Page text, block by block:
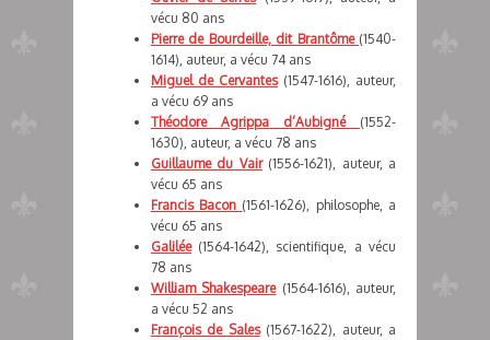
vécu 80 ans
Pierre de Bourdeille, dit Brantôme (1540-
1614), auteur, a vécu 74 ans
Miguel de Cervantes(1547-1616), auteur,
a vécu 69 ans
Théodore Agrippa d’Aubigné (1552-
1630), auteur, a vécu 78 ans
Guillaume du Vair(1556-1621), auteur, a
vécu 65 ans
Francis Bacon (1561-1626), philosophe, a
vécu 65 ans
Galilée(1564-1642), scientifique, a vécu
78 ans
William Shakespeare(1564-1616), auteur,
a vécu 52 ans
François de Sales(1567-1622), auteur, a